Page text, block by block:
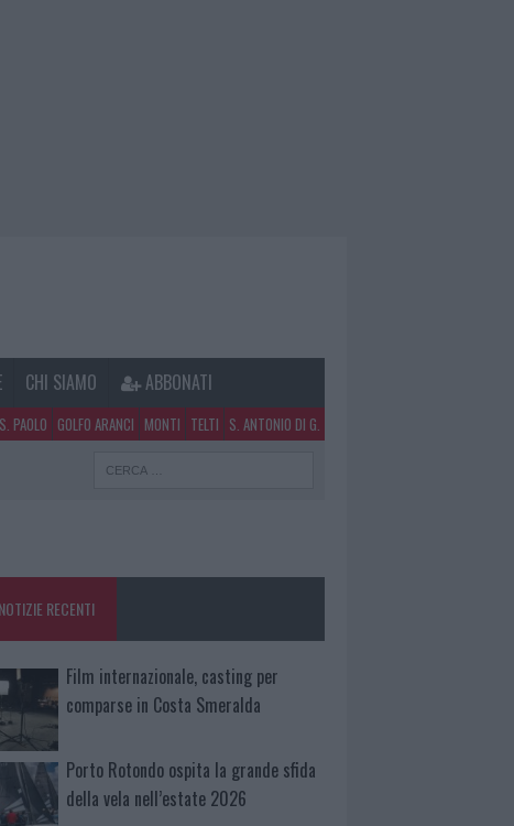
CHI SIAMO ABBONATI
PAOLO GOLFO ARANCI MONTI TELTI S. ANTONIO DI G.
NOTIZIE RECENTI
Film internazionale, casting per
comparse in Costa Smeralda
Porto Rotondo ospita la grande sfida
della vela nell’estate 2026